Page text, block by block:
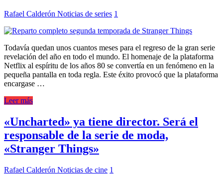
Rafael Calderón Noticias de series 1
Todavía quedan unos cuantos meses para el regreso de la gran serie
revelación del año en todo el mundo. El homenaje de la plataforma
Netflix al espíritu de los años 80 se convertía en un fenómeno en la
pequeña pantalla en toda regla. Este éxito provocó que la plataforma
encargase …
Leer más
«Uncharted» ya tiene director. Será el
responsable de la serie de moda,
«Stranger Things»
Rafael Calderón Noticias de cine 1